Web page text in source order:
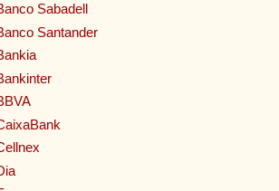
Sabadell
Santander